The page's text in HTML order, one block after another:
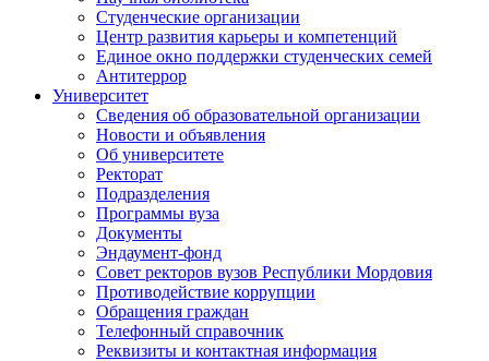
Студенческие организации
Центр развития карьеры и компетенций
Единое окно поддержки студенческих семей
Антитеррор
Университет
Сведения об образовательной организации
Новости и объявления
Об университете
Ректорат
Подразделения
Программы вуза
Документы
Эндаумент-фонд
Совет ректоров вузов Республики Мордовия
Противодействие коррупции
Обращения граждан
Телефонный справочник
Реквизиты и контактная информация